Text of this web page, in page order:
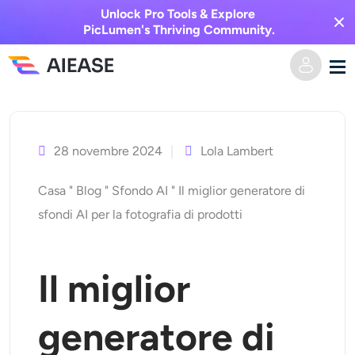
Unlock Pro Tools & Explore
PicLumen's Thriving Community.
AI Video
Da testo a video
Effetti video
Effetti video
Da immagine a immagine
Da testo a immagine
Strumenti di intelligenza artificiale
Editor e creatore di foto
Prezzi
contenuto28 novembre 2024 Lola Lambert
Casa " Blog " Sfondo AI " Il miglior generatore di
sfondi AI per la fotografia di prodotti
Il miglior
generatore di